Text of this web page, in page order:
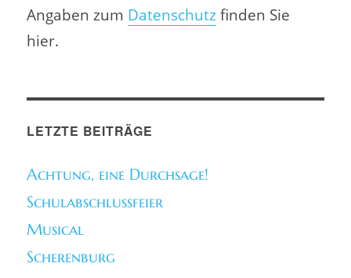
Angaben zum Datenschutzfinden Sie
hier.
LETZTE BEITRÄGE
Achtung, eine Durchsage!
Schulabschlussfeier
Musical
Scherenburg